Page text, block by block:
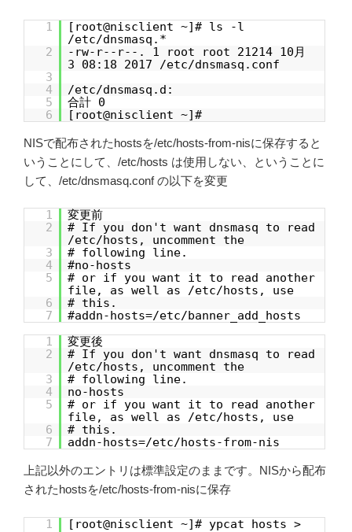
1
[root@nisclient ~]# ls -l
/etc/dnsmasq.*
2
-rw-r--r--. 1 root root 21214 10月
3 08:18 2017 /etc/dnsmasq.conf
3
4
/etc/dnsmasq.d:
5
合計 0
6
[root@nisclient ~]#
NISで配布されたhostsを/etc/hosts-from-nisに保存すると
いうことにして、/etc/hosts は使用しない、ということに
して、/etc/dnsmasq.conf の以下を変更
1
変更前
2
# If you don't want dnsmasq to read
/etc/hosts, uncomment the
3
# following line.
4
#no-hosts
5
# or if you want it to read another
file, as well as /etc/hosts, use
6
# this.
7
#addn-hosts=/etc/banner_add_hosts
1
変更後
2
# If you don't want dnsmasq to read
/etc/hosts, uncomment the
3
# following line.
4
no-hosts
5
# or if you want it to read another
file, as well as /etc/hosts, use
6
# this.
7
addn-hosts=/etc/hosts-from-nis
上記以外のエントリは標準設定のままです。NISから配布
されたhostsを/etc/hosts-from-nisに保存
1
[root@nisclient ~]# ypcat hosts >